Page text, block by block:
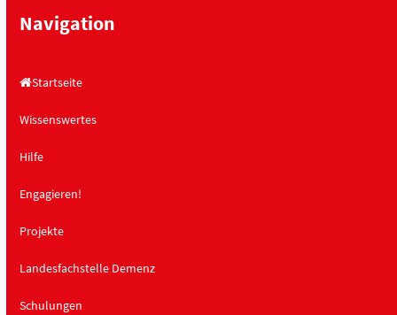
Navigation
Startseite
Wissenswertes
Hilfe
Engagieren!
Projekte
Landesfachstelle Demenz
Schulungen